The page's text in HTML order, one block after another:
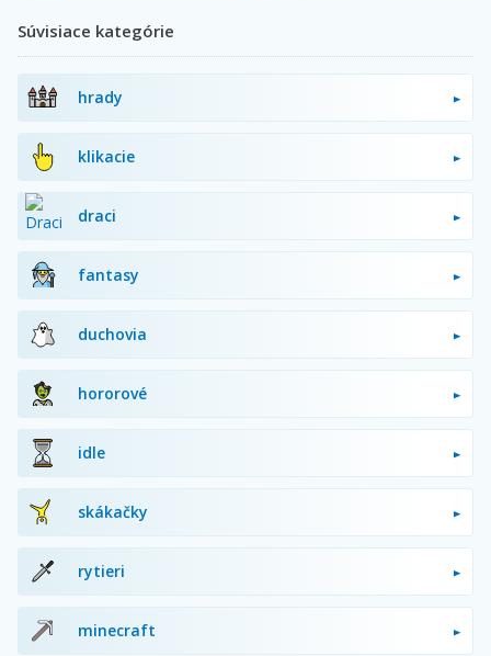
Súvisiace kategórie
hrady
klikacie
draci
fantasy
duchovia
hororové
idle
skákačky
rytieri
minecraft